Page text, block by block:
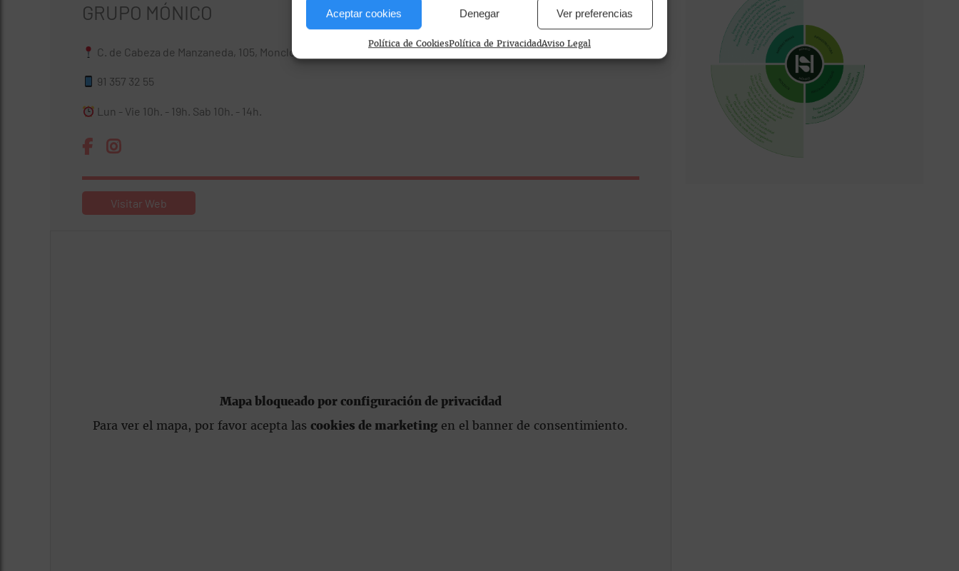
Aceptar cookies Denegar Ver preferencias
Política de CookiesPolítica de PrivacidadAviso Legal
GRUPO MÓNICO
C. de Cabeza de Manzaneda, 105, Moncloa - Aravaca, 28023 Madrid, España
91 357 32 55
Lun - Vie 10h. - 19h. Sab 10h. - 14h.
Visitar Web
Mapa bloqueado por configuración de privacidad
Para ver el mapa, por favor acepta lascookies de marketing en el banner de consentimiento.